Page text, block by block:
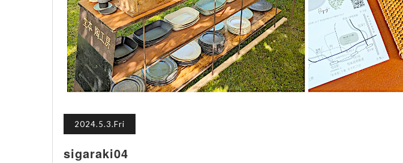
2024.5.3.Fri
sigaraki04